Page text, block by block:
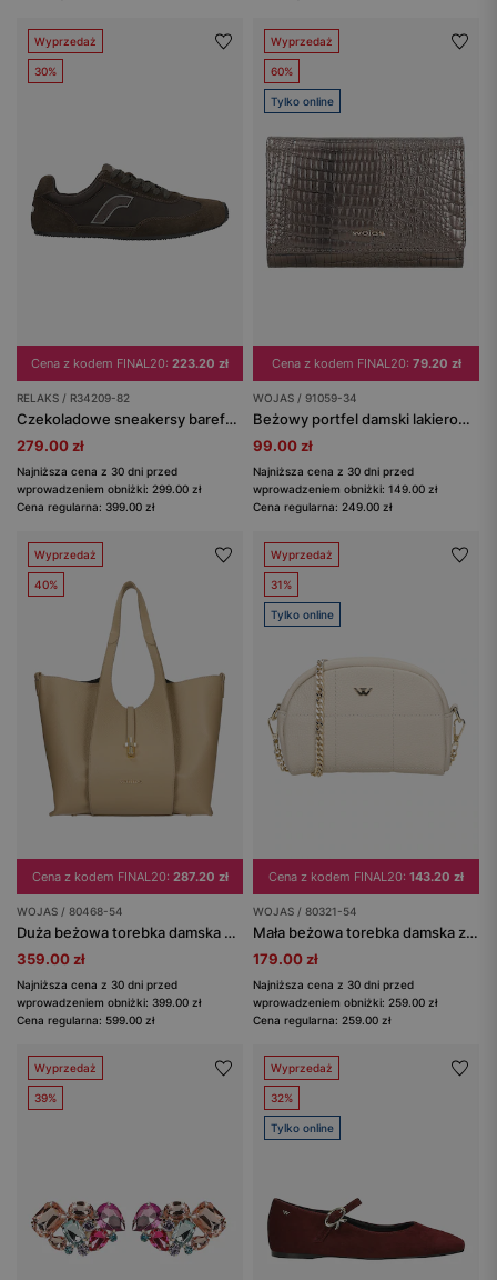
Wyprzedaż
30%
Cena z kodem FINAL20: 223.20 zł
RELAKS / R34209-82
Czekoladowe sneakersy barefoot na cienkiej podeszwie RELAKS
279.00 zł
Najniższa cena z 30 dni przed
wprowadzeniem obniżki: 299.00 zł
Cena regularna: 399.00 zł
Wyprzedaż
60%
Tylko online
Cena z kodem FINAL20: 79.20 zł
WOJAS / 91059-34
Beżowy portfel damski lakierowany
99.00 zł
Najniższa cena z 30 dni przed
wprowadzeniem obniżki: 149.00 zł
Cena regularna: 249.00 zł
Wyprzedaż
40%
Cena z kodem FINAL20: 287.20 zł
WOJAS / 80468-54
Duża beżowa torebka damska ze skóry licowej
359.00 zł
Najniższa cena z 30 dni przed
wprowadzeniem obniżki: 399.00 zł
Cena regularna: 599.00 zł
Wyprzedaż
31%
Tylko online
Cena z kodem FINAL20: 143.20 zł
WOJAS / 80321-54
Mała beżowa torebka damska ze złotym łańcuszkiem
179.00 zł
Najniższa cena z 30 dni przed
wprowadzeniem obniżki: 259.00 zł
Cena regularna: 259.00 zł
Wyprzedaż
39%
Wyprzedaż
32%
Tylko online